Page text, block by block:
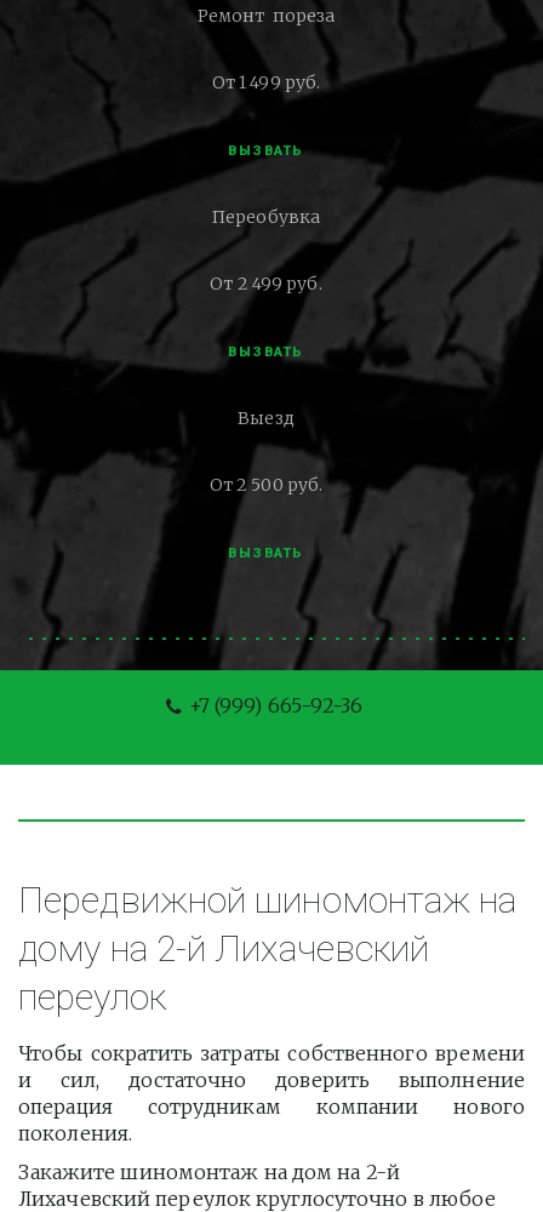
Ремонт пореза
От 1 499 руб.
ВЫЗВАТЬ
Переобувка
От 2 499 руб.
ВЫЗВАТЬ
Выезд
От 2 500 руб.
ВЫЗВАТЬ
+7 (999) 665-92-36
Передвижной шиномонтаж на
дому на 2-й Лихачевский
переулок
Чтобы сократить затраты собственного времени
и сил, достаточно доверить выполнение
операция сотрудникам компании нового
поколения.
Закажите шиномонтаж на дом на 2-й
Лихачевский переулок круглосуточно в любое